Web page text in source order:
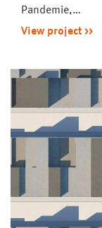
Pandemie,…
View project